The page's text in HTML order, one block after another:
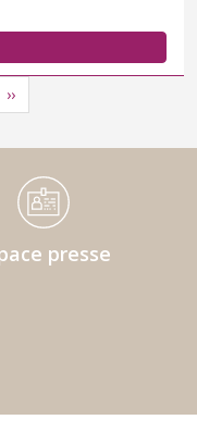
Page suivante
››
presse